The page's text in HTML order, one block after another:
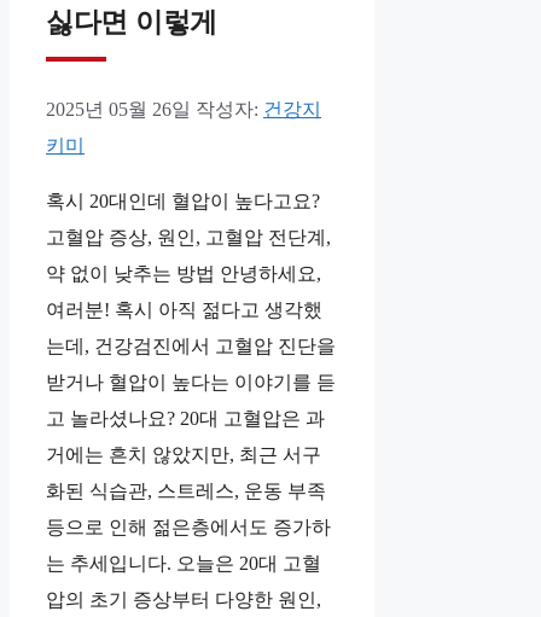
싫다면 이렇게
2025년 05월 26일 작성자: 건강지
키미
혹시 20대인데 혈압이 높다고요?
고혈압 증상, 원인, 고혈압 전단계,
약 없이 낮추는 방법 안녕하세요,
여러분! 혹시 아직 젊다고 생각했
는데, 건강검진에서 고혈압 진단을
받거나 혈압이 높다는 이야기를 듣
고 놀라셨나요? 20대 고혈압은 과
거에는 흔치 않았지만, 최근 서구
화된 식습관, 스트레스, 운동 부족
등으로 인해 젊은층에서도 증가하
는 추세입니다. 오늘은 20대 고혈
압의 초기 증상부터 다양한 원인,